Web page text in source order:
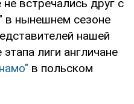
встречались друг с
в нынешнем сезоне
нашей
лиги англичане
в польском